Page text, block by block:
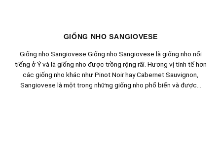
GIỐNG NHO SANGIOVESE
Giống nho Sangiovese Giống nho Sangiovese là giống nho nổi
tiếng ở Ý và là giống nho được trồng rộng rãi. Hương vị tinh tế hơn
các giống nho khác như Pinot Noir hay Cabernet Sauvignon,
Sangiovese là một trong những giống nho phổ biến và được...